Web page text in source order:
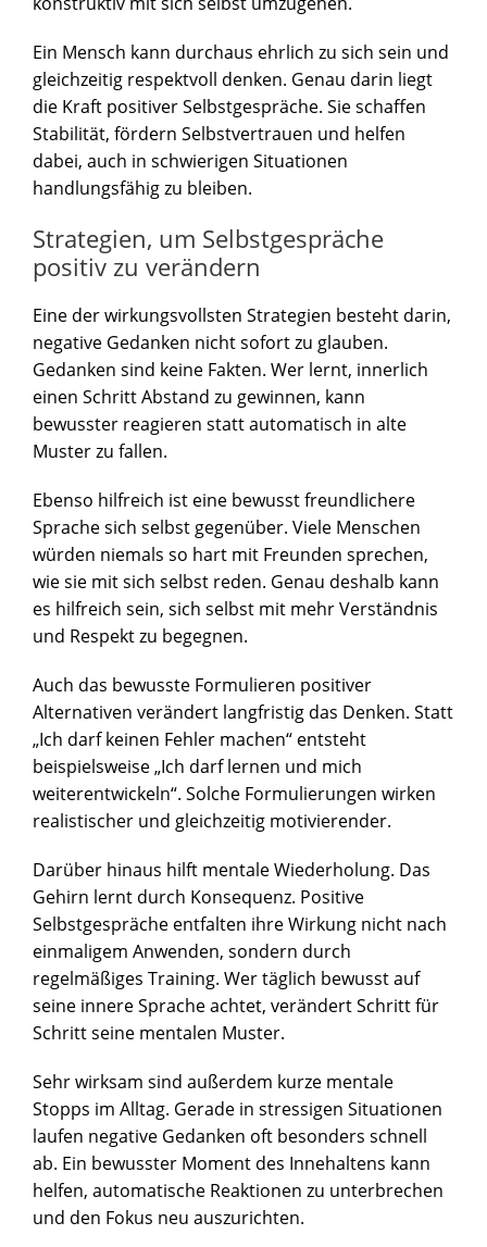
Ein Mensch kann durchaus ehrlich zu sich sein und
gleichzeitig respektvoll denken. Genau darin liegt
die Kraft positiver Selbstgespräche. Sie schaffen
Stabilität, fördern Selbstvertrauen und helfen
dabei, auch in schwierigen Situationen
handlungsfähig zu bleiben.
Strategien, um Selbstgespräche
positiv zu verändern
Eine der wirkungsvollsten Strategien besteht darin,
negative Gedanken nicht sofort zu glauben.
Gedanken sind keine Fakten. Wer lernt, innerlich
einen Schritt Abstand zu gewinnen, kann
bewusster reagieren statt automatisch in alte
Muster zu fallen.
Ebenso hilfreich ist eine bewusst freundlichere
Sprache sich selbst gegenüber. Viele Menschen
würden niemals so hart mit Freunden sprechen,
wie sie mit sich selbst reden. Genau deshalb kann
es hilfreich sein, sich selbst mit mehr Verständnis
und Respekt zu begegnen.
Auch das bewusste Formulieren positiver
Alternativen verändert langfristig das Denken. Statt
„Ich darf keinen Fehler machen“ entsteht
beispielsweise „Ich darf lernen und mich
weiterentwickeln“. Solche Formulierungen wirken
realistischer und gleichzeitig motivierender.
Darüber hinaus hilft mentale Wiederholung. Das
Gehirn lernt durch Konsequenz. Positive
Selbstgespräche entfalten ihre Wirkung nicht nach
einmaligem Anwenden, sondern durch
regelmäßiges Training. Wer täglich bewusst auf
seine innere Sprache achtet, verändert Schritt für
Schritt seine mentalen Muster.
Sehr wirksam sind außerdem kurze mentale
Stopps im Alltag. Gerade in stressigen Situationen
laufen negative Gedanken oft besonders schnell
ab. Ein bewusster Moment des Innehaltens kann
helfen, automatische Reaktionen zu unterbrechen
und den Fokus neu auszurichten.